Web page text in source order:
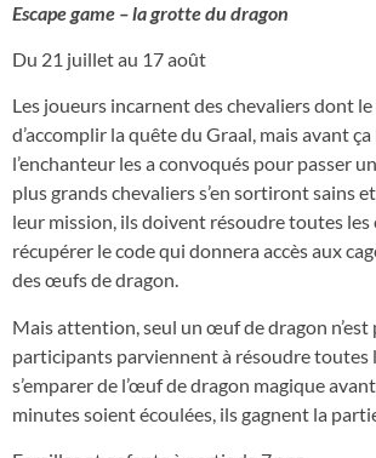
Escape game – la grotte du dragon
Du 21 juillet au 17 août
Les joueurs incarnent des chevaliers dont
d’accomplir la quête du Graal, mais avant
l’enchanteur les a convoqués pour passer
plus grands chevaliers s’en sortiront sains
leur mission, ils doivent résoudre toutes les
récupérer le code qui donnera accès aux
des œufs de dragon.
Mais attention, seul un œuf de dragon n’est
participants parviennent à résoudre toutes
s’emparer de l’œuf de dragon magique
minutes soient écoulées, ils gagnent la